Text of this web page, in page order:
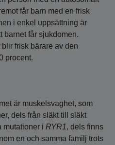
får barn med en frisk
i enkel uppsättning är
barnet får sjukdomen.
frisk bärare av den
procent.
är muskelsvaghet, som
dels från släkt till släkt
mutationer i RYR1, dels finns
en och samma familj trots